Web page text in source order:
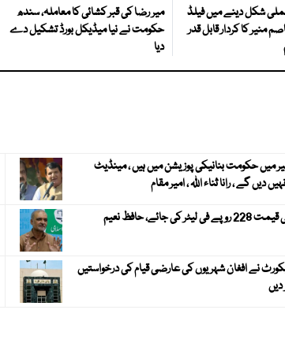
شکل دینے میں فیلڈ
منیر کا کردار قابل قدر
میر رضا کی قبر کشائی کا معاملہ، سندھ
حکومت نے نیا میڈیکل بورڈ تشکیل دے
دیا
میں حکومت بنانیکی پوزیشن میں ہیں ، مینڈیٹ
دیں گے ، رانا ثناء اللہ ، امیر مقام
پیٹرول کی قیمت 228 روپے فی لیٹر کی جائے، حافظ نعیم
نے افغان شہریوں کی عارضی قیام کی درخواستیں